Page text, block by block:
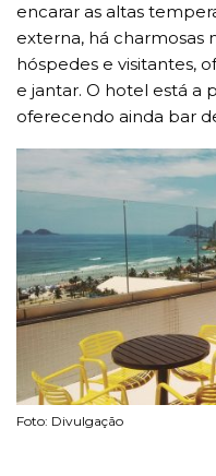
encarar as altas
externa, há charmosas
hóspedes e visitantes,
e jantar. O hotel está a
oferecendo ainda bar
Foto: Divulgação